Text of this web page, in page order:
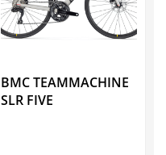
BMC TEAMMACHINE
SLR FIVE